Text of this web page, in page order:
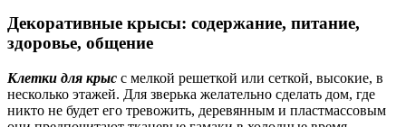
Декоративные крысы: содержание, питание,
здоровье, общение
Клетки для крыс с мелкой решеткой или сеткой, высокие, в
несколько этажей. Для зверька желательно сделать дом, где
никто не будет его тревожить, деревянным и пластмассовым